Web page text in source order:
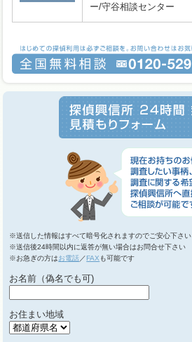
ー/守谷相談センター
※送信した情報はすべて暗号化されますのでご安心下さい
※送信後24時間以内に返答が無い場合はお問合せ下さい
※お急ぎの方はお電話／ FAX も可能です
お名前（偽名でも可)
お住まい地域